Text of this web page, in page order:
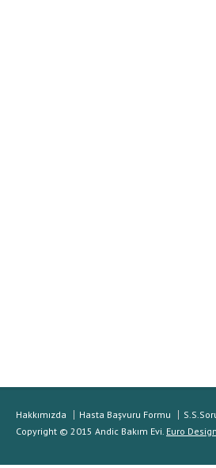
Hakkımızda Hasta Başvuru Formu
Copyright © 2015 Andic Bakım Evi. Euro Design